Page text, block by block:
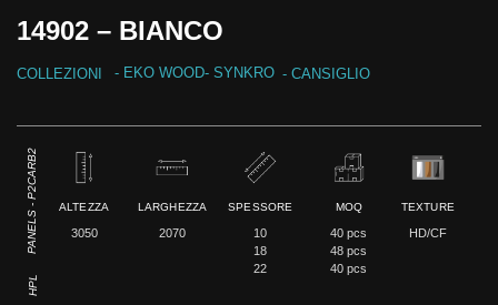
14902 – BIANCO
COLLEZIONI - EKO WOOD- SYNKRO - CANSIGLIO
PANELS - P2CARB2 ALTEZZA
3050
LARGHEZZA
2070
SPESSORE
10
18
22
MOQ
40 pcs
48 pcs
40 pcs
TEXTURE
HD/CF
HPL